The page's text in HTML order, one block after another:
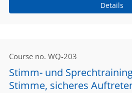
Details
Course no. WQ-203
Stimm- und
Stimme, sicheres